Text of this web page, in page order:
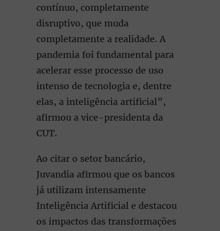
contínuo, completamente
disruptivo, que muda
completamente a realidade. A
pandemia foi fundamental para
acelerar esse processo de uso
intenso de tecnologia e, dentre
elas, a inteligência artificial”,
afirmou a vice-presidenta da
CUT.
Ao citar o setor bancário,
Juvandia afirmou que os bancos
já utilizam intensamente
Inteligência Artificial e destacou
os impactos das transformações